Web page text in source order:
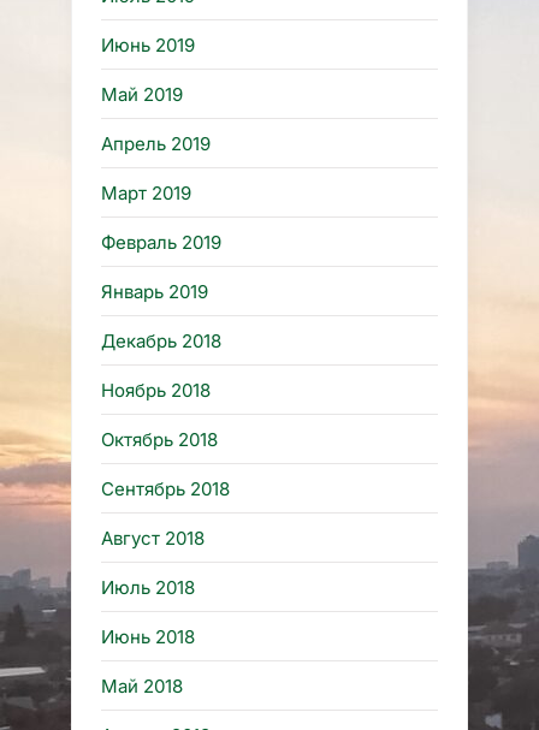
Июнь 2019
Май 2019
Апрель 2019
Март 2019
Февраль 2019
Январь 2019
Декабрь 2018
Ноябрь 2018
Октябрь 2018
Сентябрь 2018
Август 2018
Июль 2018
Июнь 2018
Май 2018